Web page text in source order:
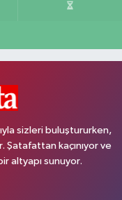
sizleri buluştururken,
kaçınıyor ve
altyapı sunuyor.